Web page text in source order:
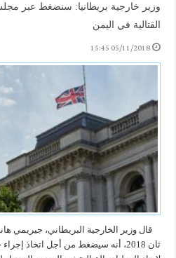
وزير خارجية بريطانيا: سنضغط عبر
القتالية في اليمن
05/11/2018 15:45
ثان 2018، أنه سيضغط من أجل اتخاذ